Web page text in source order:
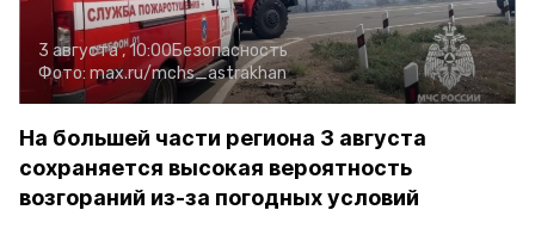
3 августа , 10:00Безопасность
Фото: max.ru/mchs_astrakhan
На большей части региона 3 августа
сохраняется высокая вероятность
возгораний из-за погодных условий